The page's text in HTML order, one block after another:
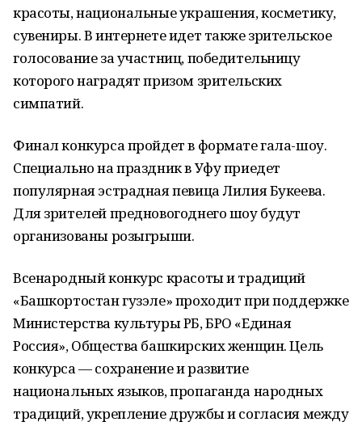
красоты, национальные украшения, косметику,
сувениры. В интернете идет также зрительское
голосование за участниц, победительницу
которого наградят призом зрительских
симпатий.
Финал конкурса пройдет в формате гала-шоу.
Специально на праздник в Уфу приедет
популярная эстрадная певица Лилия Букеева.
Для зрителей предновогоднего шоу будут
организованы розыгрыши.
Всенародный конкурс красоты и традиций
«Башкортостан гузэле» проходит при поддержке
Министерства культуры РБ, БРО «Единая
Россия», Общества башкирских женщин. Цель
конкурса — сохранение и развитие
национальных языков, пропаганда народных
традиций, укрепление дружбы и согласия между